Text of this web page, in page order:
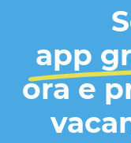
app
ora e